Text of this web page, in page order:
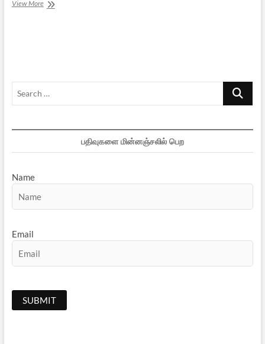
View Moreஅக்கரைப்
Search
பதிவுகளை மின்னஞ்சலில் பெற
Name
Email